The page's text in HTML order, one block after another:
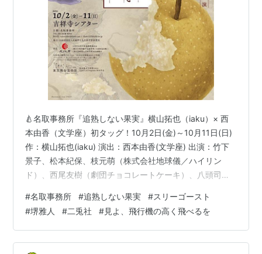
2001年 「VAMP SHOW」
2003年 「エレファントバニッシュ」
2004年 「喪服の似合うエレクトラ」
2006年 「噂の男」
アニメ(吹き替え)
「アニメ戦闘妖精雪風」asin:B00006ALY8
http://matome.naver.jp/odai/2133472004081955601
🍐名取事務所『追熟しない果実』横山拓也（iaku）× 西
本由香（文学座）初タッグ！10月2日(金)～10月11日(日)
作：横山拓也(iaku) 演出：西本由香(文学座) 出演：竹下
景子、松本紀保、枝元萌（株式会社地球儀／ハイリン
ド）、西尾友樹（劇団チョコレートケーキ）、八頭司悠
取事務所） あらすじ ニホンザルが生息する薪刈山の登山
口付近にある食堂「つどい」。1年前にマスターの嘉瀬原
浩一が亡くなってから店は休業、浩一の妻・嘉瀬原律子
は、細々と一人で暮らしている。かつて、薪刈山のニホ
#名取事務所 #追熟しない果実 #スリーゴースト
#堺雅人 #二兎社 #見よ、飛行機の高く飛べるを